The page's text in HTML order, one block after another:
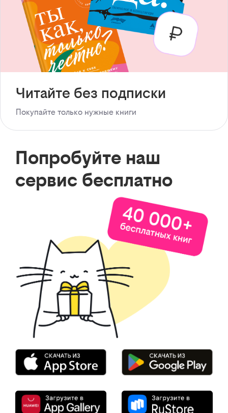
Читайте без подписки
Покупайте только нужные книги
Попробуйте наш
сервис бесплатно